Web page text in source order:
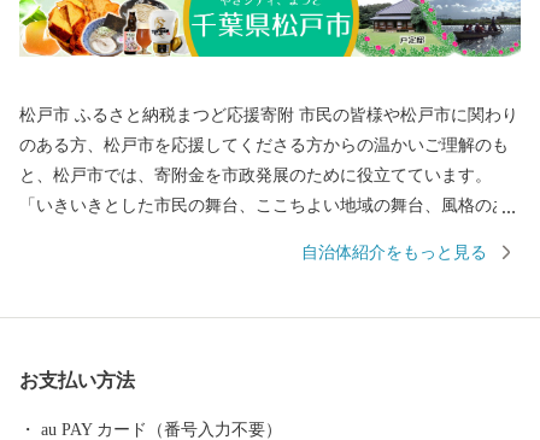
松戸市 ふるさと納税まつど応援寄附 市民の皆様や松戸市に関わり
のある方、松戸市を応援してくださる方からの温かいご理解のも
と、松戸市では、寄附金を市政発展のために役立てています。
「いきいきとした市民の舞台、ここちよい地域の舞台、風格のあ
芸術などの豊かさの中で、賑わいや和みを享受し、互いを尊重し
書等のお問い合わせはこちらへ 松戸市ふるさと納税事務局 電話
自治体紹介をもっと見る
お支払い方法
au PAY カード（番号入力不要）